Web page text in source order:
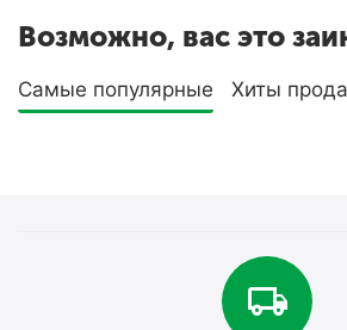
Возможно, вас это
Самые популярные Хиты